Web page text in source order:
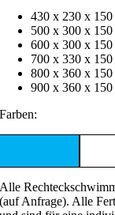
430 x 230 x 150
500 x 300 x 150
600 x 300 x 150
700 x 330 x 150
800 x 360 x 150
900 x 360 x 150
Farben:
Alle
(auf Anfrage). Alle